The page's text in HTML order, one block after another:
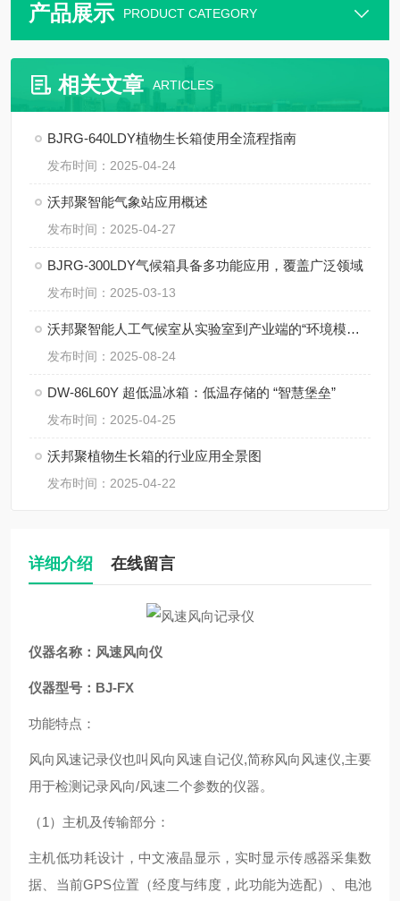
产品展示 PRODUCT CATEGORY
相关文章 ARTICLES
BJRG-640LDY植物生长箱使用全流程指南
发布时间：2025-04-24
沃邦聚智能气象站应用概述
发布时间：2025-04-27
BJRG-300LDY气候箱具备多功能应用，覆盖广泛领域
发布时间：2025-03-13
沃邦聚智能人工气候室从实验室到产业端的“环境模拟大师”
发布时间：2025-08-24
DW-86L60Y 超低温冰箱：低温存储的 “智慧堡垒”
发布时间：2025-04-25
沃邦聚植物生长箱的行业应用全景图
发布时间：2025-04-22
详细介绍 在线留言
仪器名称：风速风向仪
仪器型号：BJ-FX
功能特点：
风向风速记录仪也叫风向风速自记仪,简称风向风速仪,主要
用于检测记录风向/风速二个参数的仪器。
（1）主机及传输部分：
主机低功耗设计，中文液晶显示，实时显示传感器采集数
据、当前GPS位置（经度与纬度，此功能为选配）、电池